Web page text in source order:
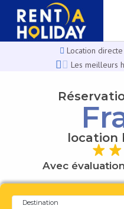
Location
Les meilleurs
location
Avec